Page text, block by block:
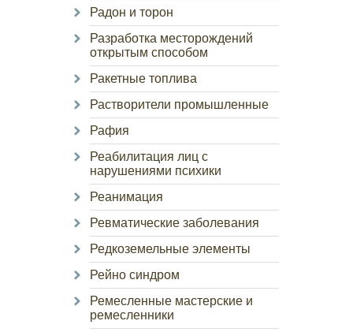
Радон и торон
Разработка месторождений
открытым способом
Ракетные топлива
Растворители промышленные
Рафия
Реабилитация лиц с
нарушениями психики
Реанимация
Ревматические заболевания
Редкоземельные элементы
Рейно синдром
Ремесленные мастерские и
ремесленники